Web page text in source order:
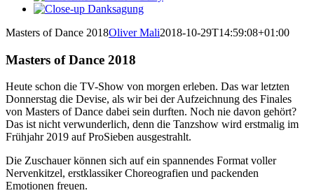
Image
Larger
View
Image
Masters of Dance 2018Oliver Mali2018-10-29T14:59:08+01:00
Masters of Dance 2018
Heute schon die TV-Show von morgen erleben. Das war letzten
Donnerstag die Devise, als wir bei der Aufzeichnung des Finales
von Masters of Dance dabei sein durften. Noch nie davon gehört?
Das ist nicht verwunderlich, denn die Tanzshow wird erstmalig im
Frühjahr 2019 auf ProSieben ausgestrahlt.
Die Zuschauer können sich auf ein spannendes Format voller
Nervenkitzel, erstklassiker Choreografien und packenden
Emotionen freuen.